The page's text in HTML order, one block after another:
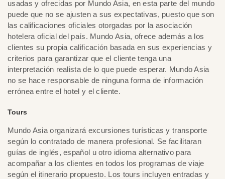
usadas y ofrecidas por Mundo Asia, en esta parte del mundo
puede que no se ajusten a sus expectativas, puesto que son
las calificaciones oficiales otorgadas por la asociación
hotelera oficial del país. Mundo Asia, ofrece además a los
clientes su propia calificación basada en sus experiencias y
criterios para garantizar que el cliente tenga una
interpretación realista de lo que puede esperar. Mundo Asia
no se hace responsable de ninguna forma de información
errónea entre el hotel y el cliente.
Tours
Mundo Asia organizará excursiones turísticas y transporte
según lo contratado de manera profesional. Se facilitaran
guías de inglés, español u otro idioma alternativo para
acompañar a los clientes en todos los programas de viaje
según el itinerario propuesto. Los tours incluyen entradas y